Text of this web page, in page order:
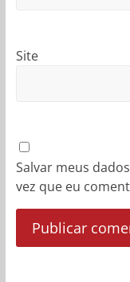
Site
Salvar meus
vez que eu